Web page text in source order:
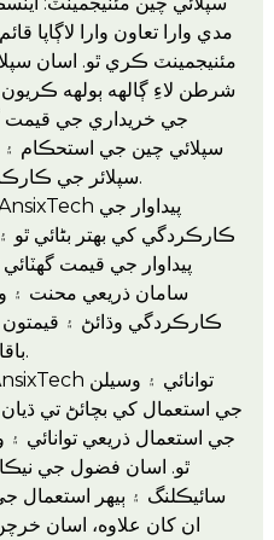
مدي وارا تعاون وارا لاڳاپا
مئنيجمينٽ ڪري ٿو. اسان
شرطن لاءِ ڳالهه ٻولهه
جي خريداري جي قيمت
سپلائي چين جي استحڪام ۽
سپلائر جي ڪارڪردگي جو باقاعده جائزو وٺون ٿا.
ڪارڪردگي کي بهتر بڻائي ٿو
پيداوار جي قيمت
سامان ذريعي محنت ۽
ڪارڪردگي وڌائڻ ۽ قيمتون
باقاعدي جائزو ۽ بهتري پڻ آڻيون ٿا.
جي استعمال کي بچائڻ تي
جي استعمال ذريعي توانائي
ٿو. اسان فضول جي
سائيڪلنگ ۽ ٻيهر استعمال
ان کان علاوه، اسان